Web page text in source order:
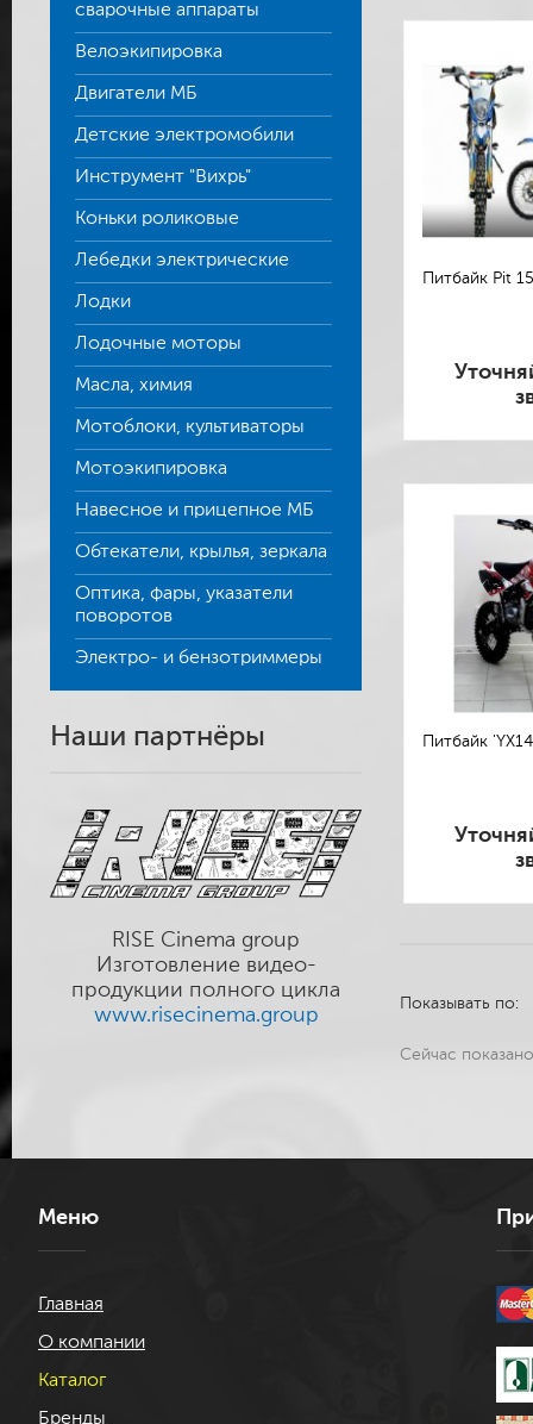
сварочные аппараты
Велоэкипировка
Двигатели МБ
Детские электромобили
Инструмент "Вихрь"
Коньки роликовые
Лебедки электрические
Лодки
Лодочные моторы
Масла, химия
Мотоблоки, культиваторы
Мотоэкипировка
Навесное и прицепное МБ
Обтекатели, крылья, зеркала
Оптика, фары, указатели
поворотов
Электро- и бензотриммеры
Наши партнёры
RISE Cinema group
Изготовление видео-
продукции полного цикла
www.risecinema.group
Питбайк Pit
Питбайк
Показывать по:
Сейчас
Меню
Главная
О компании
Каталог
Бренды